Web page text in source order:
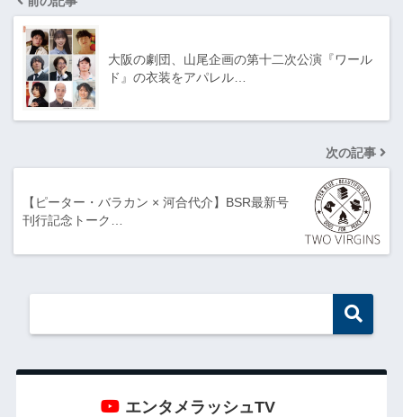
大阪の劇団、山尾企画の第十二次公演『ワール
ド』の衣装をアパレル…
次の記事
【ピーター・バラカン × 河合代介】BSR最新号
刊行記念トーク…
エンタメラッシュTV